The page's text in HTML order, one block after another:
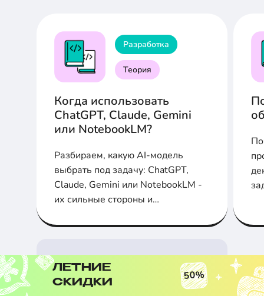
Разработка
Теория
Когда использовать
ChatGPT, Claude, Gemini
или NotebookLM?
Разбираем, какую AI-модель
выбрать под задачу: ChatGPT,
Claude, Gemini или NotebookLM -
их сильные стороны и
Комментарии
ЛЕТНИЕ
СКИДКИ
50%